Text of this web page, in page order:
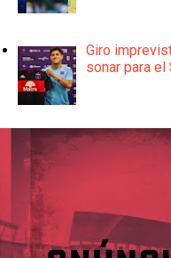
Giro
sonar para el